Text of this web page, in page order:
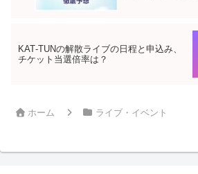
KAT‑TUNの解散ライブの日程と申込み、
チケット当選倍率は？
ホーム ライブ・イベント